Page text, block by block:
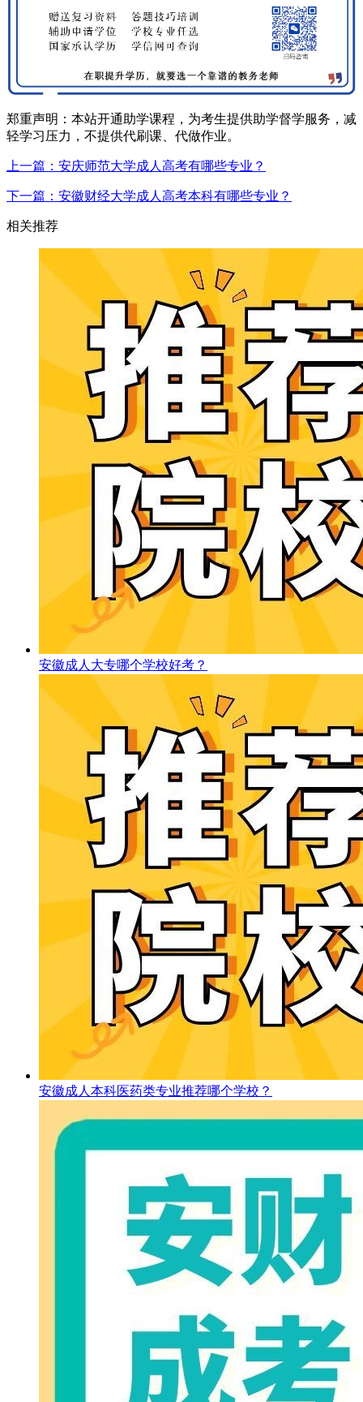
郑重声明：本站开通助学课程，为考生提供助学督学服务，减
轻学习压力，不提供代刷课、代做作业。
上一篇：安庆师范大学成人高考有哪些专业？
下一篇：安徽财经大学成人高考本科有哪些专业？
相关推荐
安徽成人大专哪个学校好考？
安徽成人本科医药类专业推荐哪个学校？